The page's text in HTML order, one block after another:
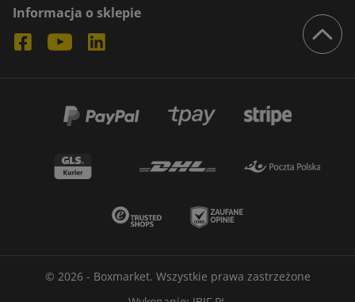
Informacja o sklepie
© 2026 - Boxmarket. Wszystkie prawa zastrzeżone